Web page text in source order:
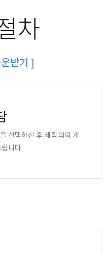
차
받기 ]
선택하신 후 제작의뢰 게
니다.